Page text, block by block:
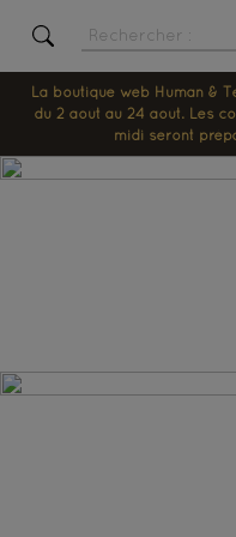
La boutique web Human &
du 2 août au 24 août. Les
midi seront